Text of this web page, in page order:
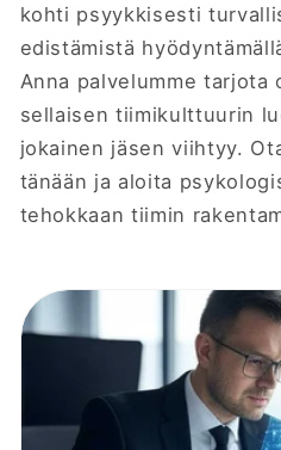
kohti psyykkisesti
edistämistä
Anna palvelumme tarjota
sellaisen tiimikulttuurin
jokainen jäsen viihtyy.
tänään ja aloita
tehokkaan tiimin